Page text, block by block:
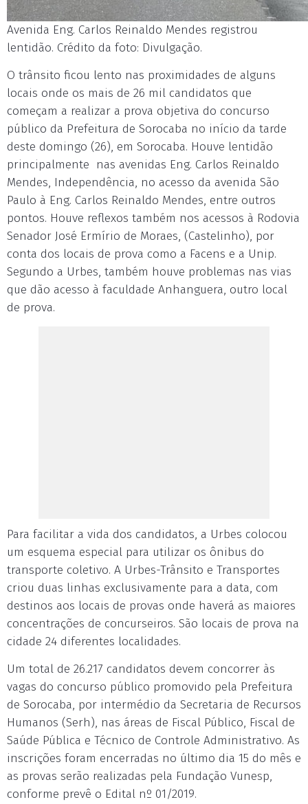
Avenida Eng. Carlos Reinaldo Mendes registrou
lentidão. Crédito da foto: Divulgação.
O trânsito ficou lento nas proximidades de alguns
locais onde os mais de 26 mil candidatos que
começam a realizar a prova objetiva do concurso
público da Prefeitura de Sorocaba no início da tarde
deste domingo (26), em Sorocaba. Houve lentidão
principalmente nas avenidas Eng. Carlos Reinaldo
Mendes, Independência, no acesso da avenida São
Paulo à Eng. Carlos Reinaldo Mendes, entre outros
pontos. Houve reflexos também nos acessos à Rodovia
Senador José Ermírio de Moraes, (Castelinho), por
conta dos locais de prova como a Facens e a Unip.
Segundo a Urbes, também houve problemas nas vias
que dão acesso à faculdade Anhanguera, outro local
de prova.
Para facilitar a vida dos candidatos, a Urbes colocou
um esquema especial para utilizar os ônibus do
transporte coletivo. A Urbes-Trânsito e Transportes
criou duas linhas exclusivamente para a data, com
destinos aos locais de provas onde haverá as maiores
concentrações de concurseiros. São locais de prova na
cidade 24 diferentes localidades.
Um total de 26.217 candidatos devem concorrer às
vagas do concurso público promovido pela Prefeitura
de Sorocaba, por intermédio da Secretaria de Recursos
Humanos (Serh), nas áreas de Fiscal Público, Fiscal de
Saúde Pública e Técnico de Controle Administrativo. As
inscrições foram encerradas no último dia 15 do mês e
as provas serão realizadas pela Fundação Vunesp,
conforme prevê o Edital nº 01/2019.